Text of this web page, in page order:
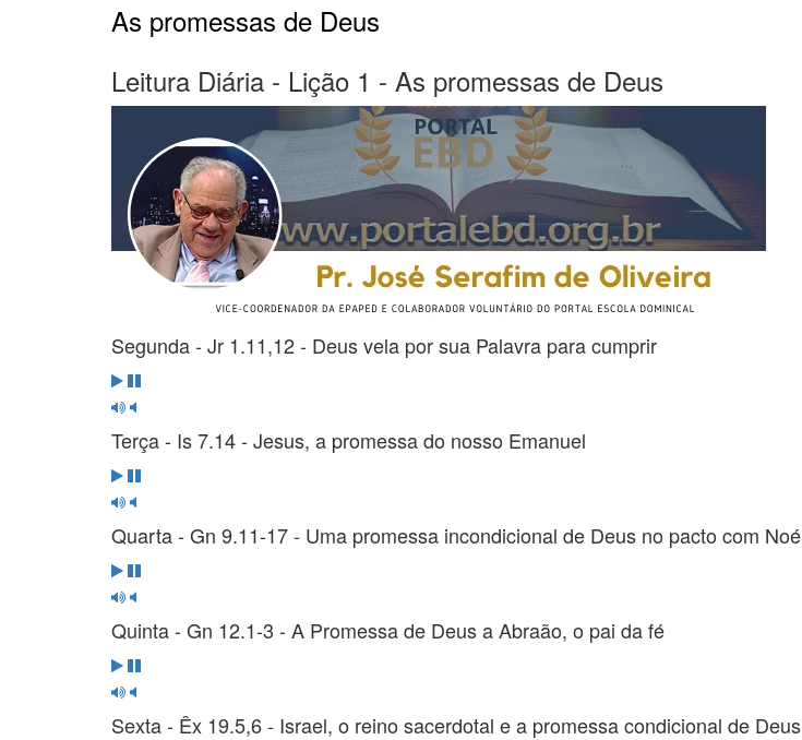
As promessas de Deus
Leitura Diária - Lição 1 - As promessas de Deus
Segunda - Jr 1.11,12 - Deus vela por sua Palavra para cumprir
Terça - Is 7.14 - Jesus, a promessa do nosso Emanuel
Quarta - Gn 9.11-17 - Uma promessa incondicional de Deus no pacto com Noé
Quinta - Gn 12.1-3 - A Promessa de Deus a Abraão, o pai da fé
Sexta - Êx 19.5,6 - Israel, o reino sacerdotal e a promessa condicional de Deus